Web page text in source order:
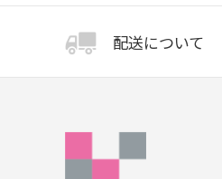
配送について